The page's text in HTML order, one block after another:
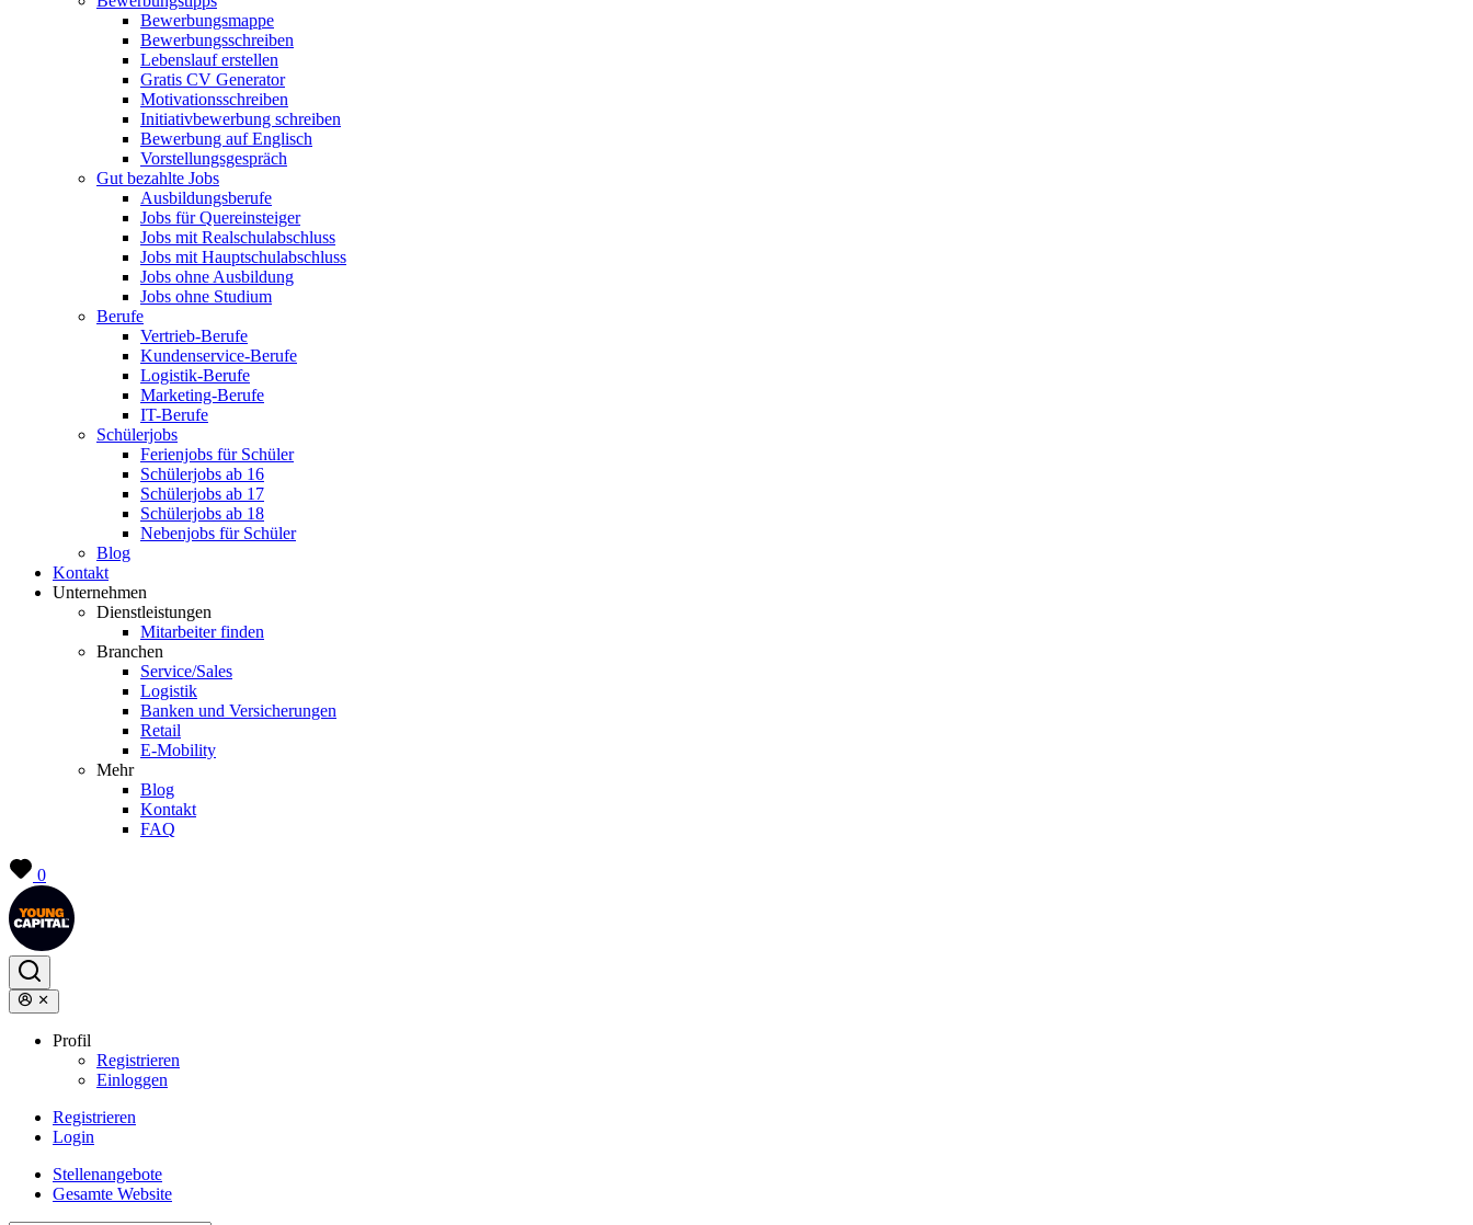
Bewerbungsmappe
Bewerbungsschreiben
Lebenslauf erstellen
Gratis CV Generator
Motivationsschreiben
Initiativbewerbung schreiben
Bewerbung auf Englisch
Vorstellungsgespräch
Gut bezahlte Jobs
Ausbildungsberufe
Jobs für Quereinsteiger
Jobs mit Realschulabschluss
Jobs mit Hauptschulabschluss
Jobs ohne Ausbildung
Jobs ohne Studium
Berufe
Vertrieb-Berufe
Kundenservice-Berufe
Logistik-Berufe
Marketing-Berufe
IT-Berufe
Schülerjobs
Ferienjobs für Schüler
Schülerjobs ab 16
Schülerjobs ab 17
Schülerjobs ab 18
Nebenjobs für Schüler
Blog
Kontakt
Unternehmen
Dienstleistungen
Mitarbeiter finden
Branchen
Service/Sales
Logistik
Banken und Versicherungen
Retail
E-Mobility
Mehr
Blog
Kontakt
FAQ
0
Profil
Registrieren
Einloggen
Registrieren
Login
Stellenangebote
Gesamte Website